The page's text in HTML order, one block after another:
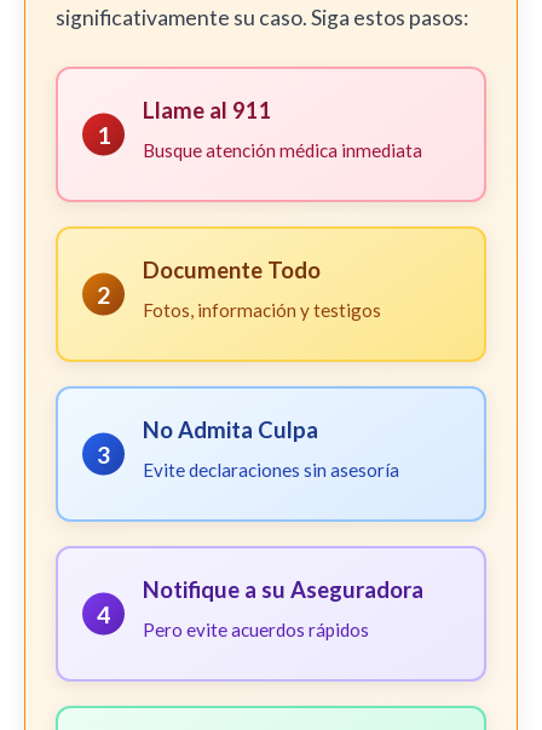
significativamente su caso. Siga estos pasos:
1
Llame al 911
Busque atención médica inmediata
2
Documente Todo
Fotos, información y testigos
3
No Admita Culpa
Evite declaraciones sin asesoría
4
Notifique a su Aseguradora
Pero evite acuerdos rápidos